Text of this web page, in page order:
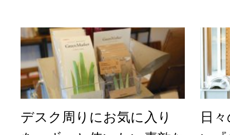
デスク周りにお気に入り
日